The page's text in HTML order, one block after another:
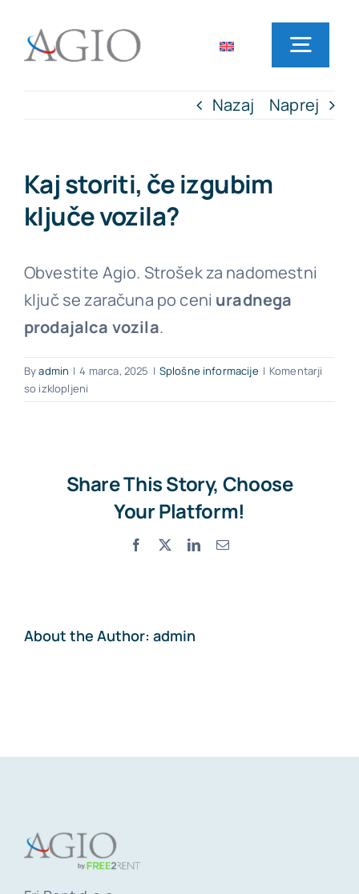
content
Najem vozil
Pogosta vprašanja
Nazaj Naprej
Kaj storiti, če izgubim
ključe vozila?
Obvestite Agio. Strošek za nadomestni
ključ se zaračuna po ceni uradnega
prodajalca vozila.
Byadmin | 4 marca, 2025 | Splošne informacije | Komentarji
so izklopljeni
vozila?
Share This Story, Choose
Your Platform!
Facebook LinkedInEmail
About the Author: admin